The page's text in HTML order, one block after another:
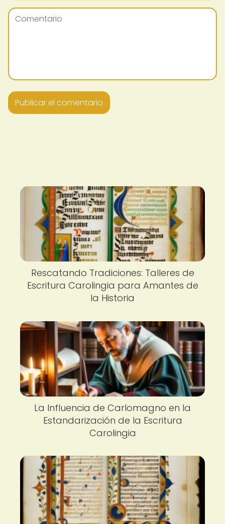
Rescatando Tradiciones: Talleres de
Escritura Carolingia para Amantes de
la Historia
La Influencia de Carlomagno en la
Estandarización de la Escritura
Carolingia